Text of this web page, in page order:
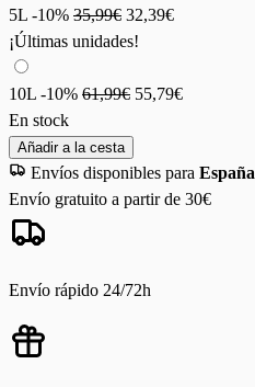
5L -10% 35,99€ 32,39€
¡Últimas unidades!
10L -10% 61,99€ 55,79€
En stock
Añadir a la cesta
Envíos disponibles para España
Envío gratuito a partir de 30€
Envío rápido 24/72h